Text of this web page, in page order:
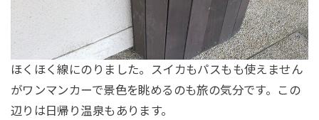
ほくほく線にのりました。スイカもパスもも使えません
がワンマンカーで景色を眺めるのも旅の気分です。この
辺りは日帰り温泉もあります。